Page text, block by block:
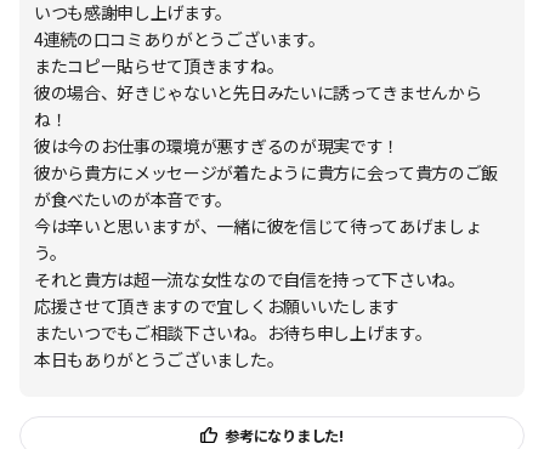
いつも感謝申し上げます。
4連続の口コミありがとうございます。
またコピー貼らせて頂きますね。
彼の場合、好きじゃないと先日みたいに誘ってきませんから
ね！
彼は今のお仕事の環境が悪すぎるのが現実です！
彼から貴方にメッセージが着たように貴方に会って貴方のご飯
が食べたいのが本音です。
今は辛いと思いますが、一緒に彼を信じて待ってあげましょ
う。
それと貴方は超一流な女性なので自信を持って下さいね。
応援させて頂きますので宜しくお願いいたします
またいつでもご相談下さいね。お待ち申し上げます。
本日もありがとうございました。
参考になりました!